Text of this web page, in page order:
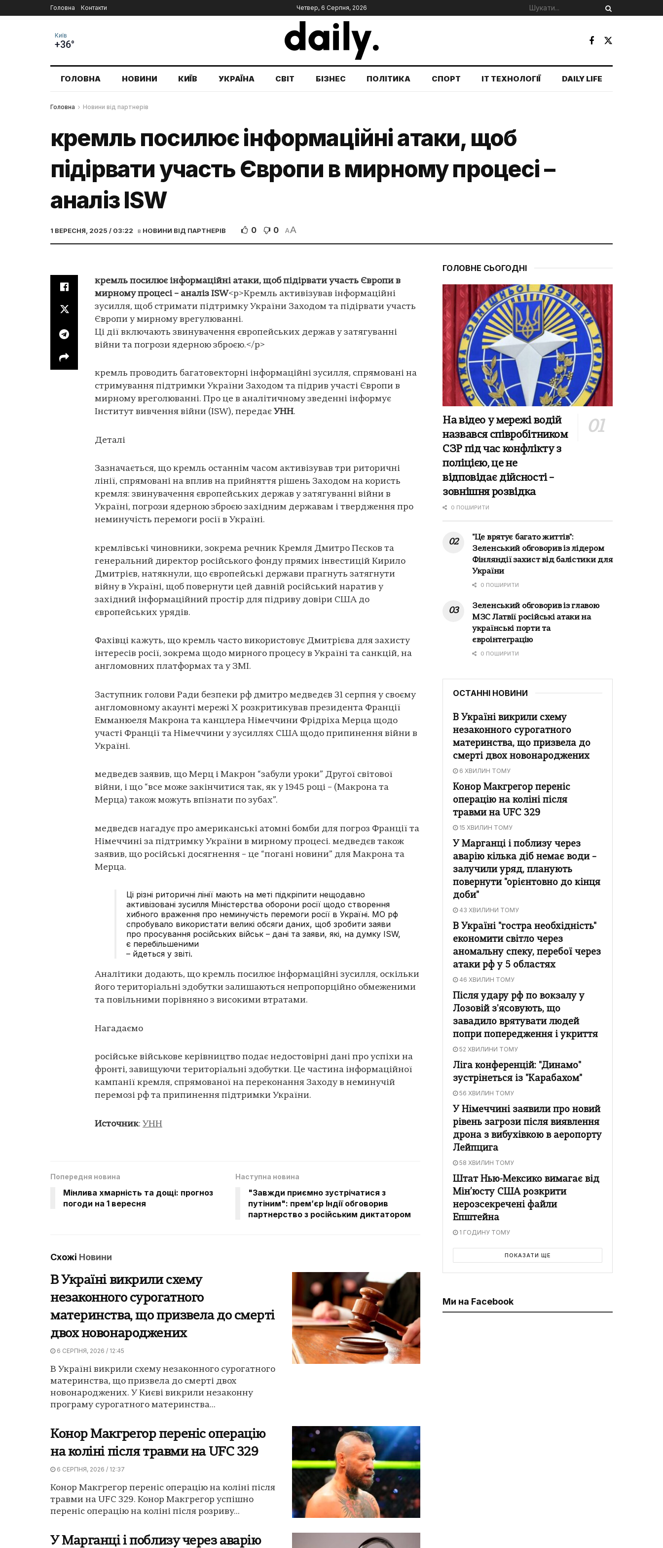
Головна Контакти Четвер, 6 Серпня, 2026
Київ
+36°
ГОЛОВНА НОВИНИ КИЇВ УКРАЇНА СВІТ БІЗНЕС ПОЛІТИКА СПОРТ IT ТЕХНОЛОГІЇ DAILY LIFE
Головна Новини від партнерів
кремль посилює інформаційні атаки, щоб
підірвати участь Європи в мирному процесі –
аналіз ISW
1 ВЕРЕСНЯ, 2025 / 03:22 в НОВИНИ ВІД ПАРТНЕРІВ 0 0 AA
кремль посилює інформаційні атаки, щоб підірвати участь Європи в
мирному процесі – аналіз ISW<p>Кремль активізував інформаційні
зусилля, щоб стримати підтримку України Заходом та підірвати участь
Європи у мирному врегулюванні.
Ці дії включають звинувачення європейських держав у затягуванні
війни та погрози ядерною зброєю.</p>
кремль проводить багатовекторні інформаційні зусилля, спрямовані на
стримування підтримки України Заходом та підрив участі Європи в
мирному вреголюванні. Про це в аналітичному зведенні інформує
Інститут вивчення війни (ISW), передає УНН.
Деталі
Зазначається, що кремль останнім часом активізував три риторичні
лінії, спрямовані на вплив на прийняття рішень Заходом на користь
кремля: звинувачення європейських держав у затягуванні війни в
Україні, погрози ядерною зброєю західним державам і твердження про
неминучість перемоги росії в Україні.
кремлівські чиновники, зокрема речник Кремля Дмитро Пєсков та
генеральний директор російського фонду прямих інвестицій Кирило
Дмитрієв, натякнули, що європейські держави прагнуть затягнути
війну в Україні, щоб повернути цей давній російський наратив у
західний інформаційний простір для підриву довіри США до
європейських урядів.
Фахівці кажуть, що кремль часто використовує Дмитрієва для захисту
інтересів росії, зокрема щодо мирного процесу в Україні та санкцій, на
англомовних платформах та у ЗМІ.
Заступник голови Ради безпеки рф дмитро медведєв 31 серпня у своєму
англомовному акаунті мережі X розкритикував президента Франції
Емманюеля Макрона та канцлера Німеччини Фрідріха Мерца щодо
участі Франції та Німеччини у зусиллях США щодо припинення війни в
Україні.
медведєв заявив, що Мерц і Макрон “забули уроки” Другої світової
війни, і що “все може закінчитися так, як у 1945 році – (Макрона та
Мерца) також можуть впізнати по зубах”.
медведєв нагадує про американські атомні бомби для погроз Франції та
Німеччині за підтримку України в мирному процесі. медведєв також
заявив, що російські досягнення – це “погані новини” для Макрона та
Мерца.
Ці різні риторичні лінії мають на меті підкріпити нещодавно
активізовані зусилля Міністерства оборони росії щодо створення
хибного враження про неминучість перемоги росії в Україні. МО рф
спробувало використати великі обсяги даних, щоб зробити заяви
про просування російських військ – дані та заяви, які, на думку ISW,
є перебільшеними
– йдеться у звіті.
Аналітики додають, що кремль посилює інформаційні зусилля, оскільки
його територіальні здобутки залишаються непропорційно обмеженими
та повільними порівняно з високими втратами.
Нагадаємо
російське військове керівництво подає недостовірні дані про успіхи на
фронті, завищуючи територіальні здобутки. Це частина інформаційної
кампанії кремля, спрямованої на переконання Заходу в неминучій
перемозі рф та припинення підтримки України.
Источник: УНН
Попередня новина
Мінлива хмарність та дощі: прогноз
погоди на 1 вересня
Наступна новина
"Завжди приємно зустрічатися з
путіним": премʼєр Індії обговорив
партнерство з російським диктатором
Схожі Новини
В Україні викрили схему
незаконного сурогатного
материнства, що призвела до смерті
двох новонароджених
6 СЕРПНЯ, 2026 / 12:45
В Україні викрили схему незаконного сурогатного
материнства, що призвела до смерті двох
новонароджених. У Києві викрили незаконну
програму сурогатного материнства...
Конор Макгрегор переніс операцію
на коліні після травми на UFC 329
6 СЕРПНЯ, 2026 / 12:37
Конор Макгрегор переніс операцію на коліні після
травми на UFC 329. Конор Макгрегор успішно
переніс операцію на коліні після розриву...
У Марганці і поблизу через аварію
ГОЛОВНЕ СЬОГОДНІ
На відео у мережі водій
назвався співробітником
СЗР під час конфлікту з
поліцією, це не
відповідає дійсності –
зовнішня розвідка
0 ПОШИРИТИ
"Це врятує багато життів":
Зеленський обговорив із лідером
Фінляндії захист від балістики для
України
0 ПОШИРИТИ
Зеленський обговорив із главою
МЗС Латвії російські атаки на
українські порти та
євроінтеграцію
0 ПОШИРИТИ
ОСТАННІ НОВИНИ
В Україні викрили схему
незаконного сурогатного
материнства, що призвела до
смерті двох новонароджених
6 ХВИЛИН ТОМУ
Конор Макгрегор переніс
операцію на коліні після
травми на UFC 329
15 ХВИЛИН ТОМУ
У Марганці і поблизу через
аварію кілька діб немає води –
залучили уряд, планують
повернути "орієнтовно до кінця
доби"
43 ХВИЛИНИ ТОМУ
В Україні "гостра необхідність"
економити світло через
аномальну спеку, перебої через
атаки рф у 5 областях
46 ХВИЛИН ТОМУ
Після удару рф по вокзалу у
Лозовій з'ясовують, що
завадило врятувати людей
попри попередження і укриття
52 ХВИЛИНИ ТОМУ
Ліга конференцій: "Динамо"
зустрінеться із "Карабахом"
56 ХВИЛИН ТОМУ
У Німеччині заявили про новий
рівень загрози після виявлення
дрона з вибухівкою в аеропорту
Лейпцига
58 ХВИЛИН ТОМУ
Штат Нью-Мексико вимагає від
Мін’юсту США розкрити
нерозсекречені файли
Епштейна
1 ГОДИНУ ТОМУ
ПОКАЗАТИ ЩЕ
Ми на Facebook